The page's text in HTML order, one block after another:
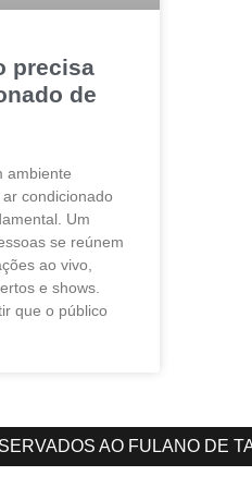
precisa
de
ambiente
condicionado
Um
se reúnem
ao vivo,
e shows.
que o público
AO FULANO DE